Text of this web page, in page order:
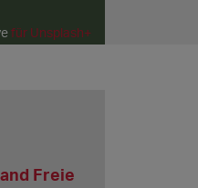
für Unsplash+
Freie